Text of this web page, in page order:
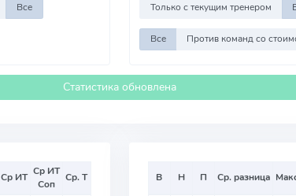
Все Только с текущим тренером
Все
Статистика обновлена
Ср ИТ Ср ИТ
Соп
Ср. Т В Н П Ср. разница